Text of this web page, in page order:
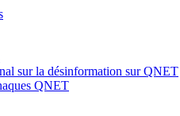
sur la désinformation sur QNET
QNET